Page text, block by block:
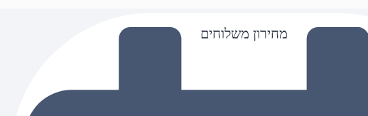
מחירון משלוחים